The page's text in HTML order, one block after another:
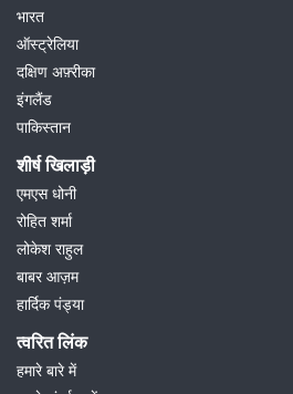
भारत
ऑस्ट्रेलिया
दक्षिण अफ़्रीका
इंगलैंड
पाकिस्तान
शीर्ष खिलाड़ी
एमएस धोनी
रोहित शर्मा
लोकेश राहुल
बाबर आज़म
हार्दिक पंड्या
त्वरित लिंक
हमारे बारे में